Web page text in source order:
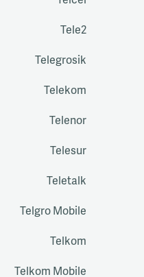
Tele2
Telegrosik
Telekom
Telenor
Telesur
Teletalk
Telgro Mobile
Telkom
Telkom Mobile